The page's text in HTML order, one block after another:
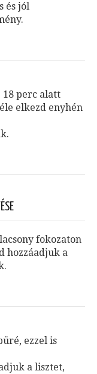
és jól
18 perc alatt
elkezd enyhén
fokozaton
hozzáadjuk a
ezzel is
a lisztet,